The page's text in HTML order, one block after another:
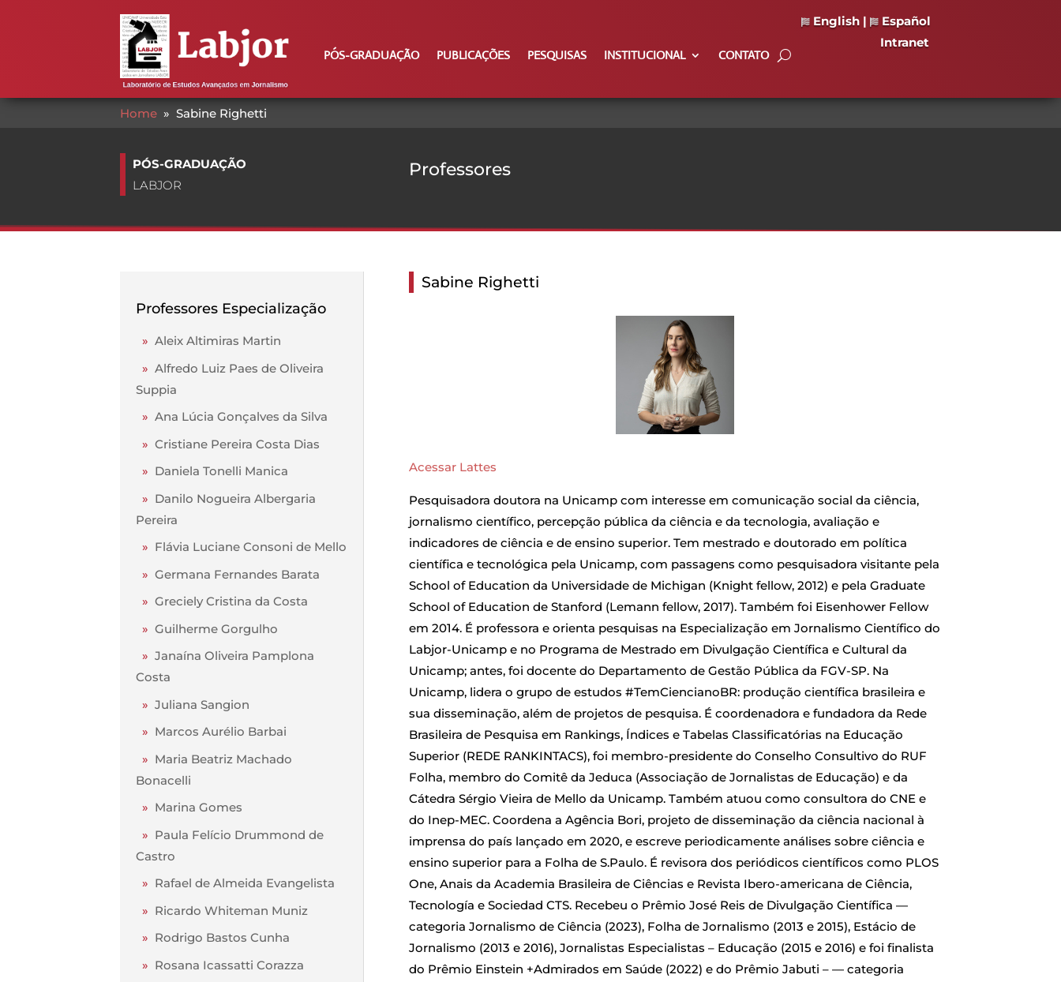
PÓS-GRADUAÇÃO PUBLICAÇÕES PESQUISAS INSTITUCIONAL CONTATO
English|
Español
Intranet
Home » Sabine Righetti
PÓS-GRADUAÇÃO
LABJOR
Professores
Professores Especialização
» Aleix Altimiras Martin
» Alfredo Luiz Paes de Oliveira
Suppia
» Ana Lúcia Gonçalves da Silva
» Cristiane Pereira Costa Dias
» Daniela Tonelli Manica
» Danilo Nogueira Albergaria
Pereira
» Flávia Luciane Consoni de Mello
» Germana Fernandes Barata
» Greciely Cristina da Costa
» Guilherme Gorgulho
» Janaína Oliveira Pamplona
Costa
» Juliana Sangion
» Marcos Aurélio Barbai
» Maria Beatriz Machado
Bonacelli
» Marina Gomes
» Paula Felício Drummond de
Castro
» Rafael de Almeida Evangelista
» Ricardo Whiteman Muniz
» Rodrigo Bastos Cunha
» Rosana Icassatti Corazza
Sabine Righetti
Acessar Lattes
Pesquisadora doutora na Unicamp com interesse em comunicação social da ciência,
jornalismo científico, percepção pública da ciência e da tecnologia, avaliação e
indicadores de ciência e de ensino superior. Tem mestrado e doutorado em política
científica e tecnológica pela Unicamp, com passagens como pesquisadora visitante pela
School of Education da Universidade de Michigan (Knight fellow, 2012) e pela Graduate
School of Education de Stanford (Lemann fellow, 2017). Também foi Eisenhower Fellow
em 2014. É professora e orienta pesquisas na Especialização em Jornalismo Científico do
Labjor-Unicamp e no Programa de Mestrado em Divulgação Científica e Cultural da
Unicamp; antes, foi docente do Departamento de Gestão Pública da FGV-SP. Na
Unicamp, lidera o grupo de estudos #TemCiencianoBR: produção científica brasileira e
sua disseminação, além de projetos de pesquisa. É coordenadora e fundadora da Rede
Brasileira de Pesquisa em Rankings, Índices e Tabelas Classificatórias na Educação
Superior (REDE RANKINTACS), foi membro-presidente do Conselho Consultivo do RUF
Folha, membro do Comitê da Jeduca (Associação de Jornalistas de Educação) e da
Cátedra Sérgio Vieira de Mello da Unicamp. Também atuou como consultora do CNE e
do Inep-MEC. Coordena a Agência Bori, projeto de disseminação da ciência nacional à
imprensa do país lançado em 2020, e escreve periodicamente análises sobre ciência e
ensino superior para a Folha de S.Paulo. É revisora dos periódicos científicos como PLOS
One, Anais da Academia Brasileira de Ciências e Revista Ibero-americana de Ciência,
Tecnología e Sociedad CTS. Recebeu o Prêmio José Reis de Divulgação Científica —
categoria Jornalismo de Ciência (2023), Folha de Jornalismo (2013 e 2015), Estácio de
Jornalismo (2013 e 2016), Jornalistas Especialistas – Educação (2015 e 2016) e foi finalista
do Prêmio Einstein +Admirados em Saúde (2022) e do Prêmio Jabuti – — categoria